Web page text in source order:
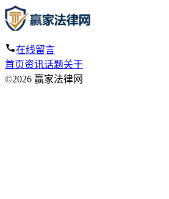
在线留言
首页资讯话题关于
©2026 赢家法律网